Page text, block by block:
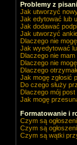
Problemy z
Jak utworzyć
Jak edytować lub
Jak dodawać
Jak utworzyć
Dlaczego nie
Jak wyedytować
Dlaczego nie mam
Dlaczego nie
Dlaczego
Jak mogę zgłosić
Do czego służy
Dlaczego mój
Jak mogę
Formatowanie i
Czym są
Czym są
Czym są wątki